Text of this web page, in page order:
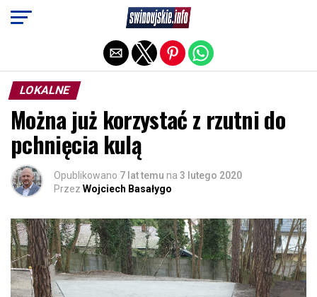
LOKALNE
Można już korzystać z rzutni do
pchnięcia kulą
Opublikowano 7 lat temu na 3 lutego 2020
Przez Wojciech Basałygo
Exit mobile version